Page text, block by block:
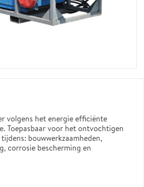
volgens het energie efficiënte
Toepasbaar voor het ontvochtigen
bouwwerkzaamheden,
corrosie bescherming en